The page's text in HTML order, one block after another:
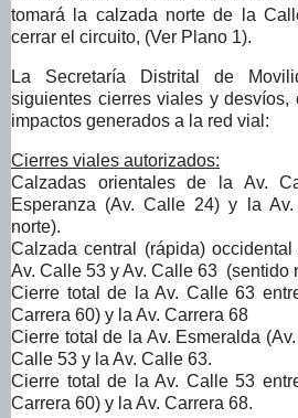
tomará la calzada norte de la
cerrar el circuito, (Ver Plano 1).
La Secretaría Distrital de
siguientes cierres viales y desvíos,
impactos generados a la red vial:
Cierres viales autorizados:
Calzadas orientales de la Av.
Esperanza (Av. Calle 24) y la
norte).
Calzada central (rápida)
Av. Calle 53 y Av. Calle 63 (sentido
Cierre total de la Av. Calle 63
Carrera 60) y la Av. Carrera 68
Cierre total de la Av. Esmeralda
Calle 53 y la Av. Calle 63.
Cierre total de la Av. Calle 53
Carrera 60) y la Av. Carrera 68.